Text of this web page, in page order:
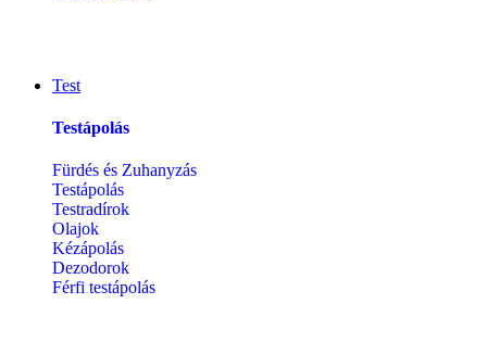
Test
Testápolás
Fürdés és Zuhanyzás
Testápolás
Testradírok
Olajok
Kézápolás
Dezodorok
Férfi testápolás